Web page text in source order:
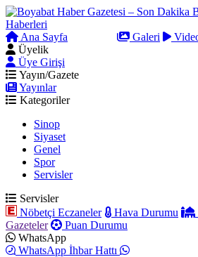
Ana Sayfa Galeri
Üyelik
Üye Girişi
Yayın/Gazete
Yayınlar
Kategoriler
Sinop
Siyaset
Genel
Spor
Servisler
Servisler
Nöbetçi Eczaneler
Hava Durumu
Gazeteler
Puan Durumu
WhatsApp
WhatsApp İhbar Hattı